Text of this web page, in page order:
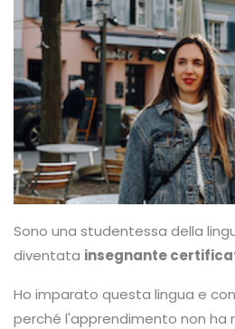
Sono una studentessa della
diventata insegnante
Ho imparato questa lingua e
perché l'apprendimento non ha